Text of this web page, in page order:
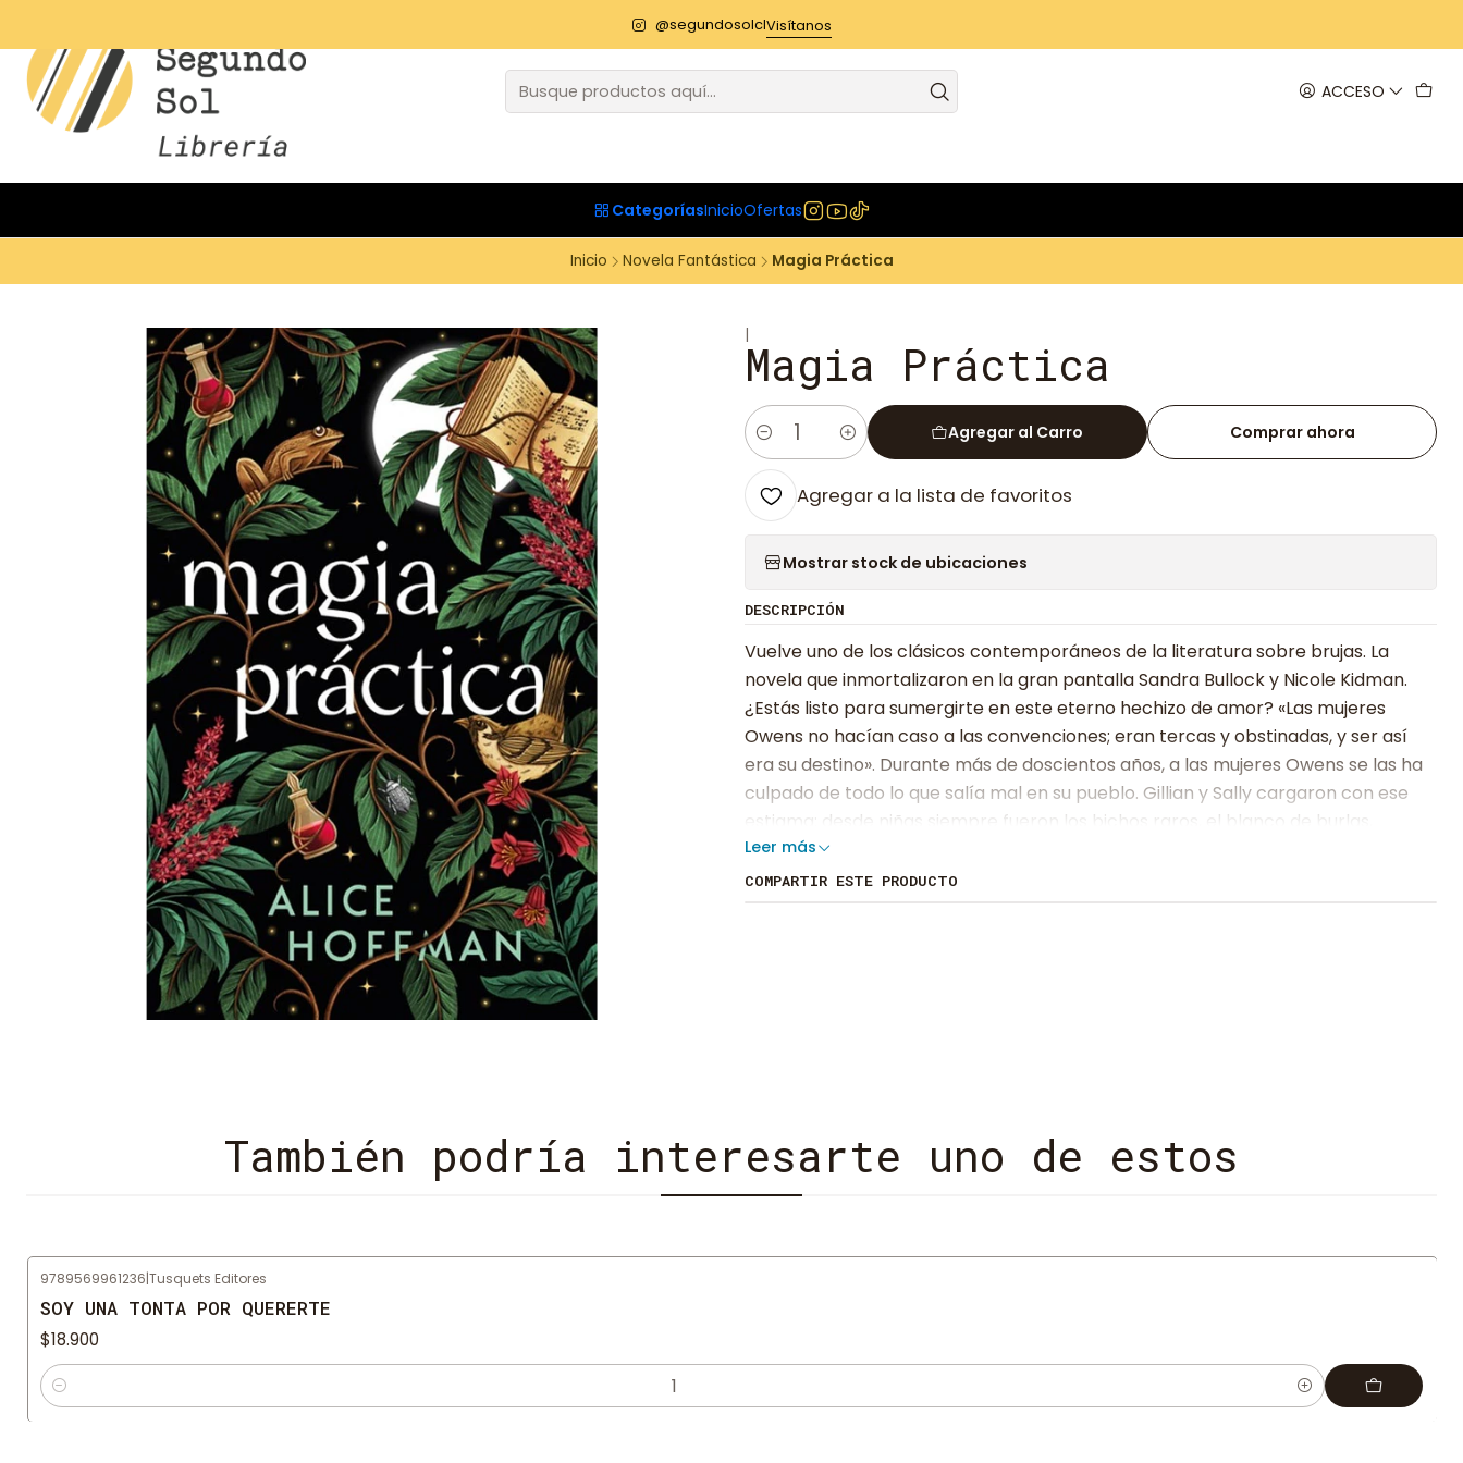
ACCESO
CategoríasInicioOfertas
@segundosolclVisítanos
Inicio Novela Fantástica Magia Práctica
|
Magia Práctica
Cantidad
Agregar al Carro Comprar ahora
Agregar a la lista de favoritos
Mostrar stock de ubicaciones
DESCRIPCIÓN
Vuelve uno de los clásicos contemporáneos de la literatura sobre brujas. La
novela que inmortalizaron en la gran pantalla Sandra Bullock y Nicole Kidman.
¿Estás listo para sumergirte en este eterno hechizo de amor? «Las mujeres
Owens no hacían caso a las convenciones; eran tercas y obstinadas, y ser así
era su destino». Durante más de doscientos años, a las mujeres Owens se las ha
culpado de todo lo que salía mal en su pueblo. Gillian y Sally cargaron con ese
estigma: desde niñas siempre fueron los bichos raros, el blanco de burlas,
rumores y acusaciones. Además, parecía que sus tías fomentaban aquellos
cuchicheos sobre brujería, pues siempre tenían la casa a oscuras y preparaban
esos brebajes de amor rodeadas de su séquito de gatos negros. Lo único que
Leer más
COMPARTIR ESTE PRODUCTO
También podría interesarte uno de estos
9789569961236|Tusquets Editores
SOY UNA TONTA POR QUERERTE
$18.900
Cantidad